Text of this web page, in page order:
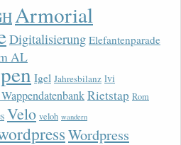
Armorial
Digitalisierung Elefantenparade
AL
Igel Jahresbilanz lvi
Rietstap Rom
Velo veloh wandern
Wordpress